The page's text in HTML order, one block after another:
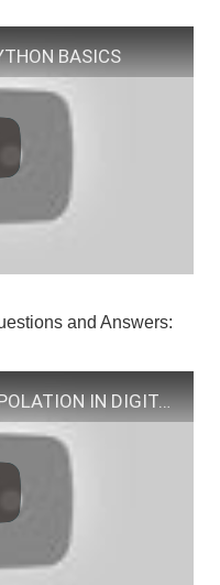
BASICS
and Answers:
NEAREST NEIGHBOR INTERPOLATION IN DIGITAL IMAGE PROCESSING SOLVED EXAMPLE